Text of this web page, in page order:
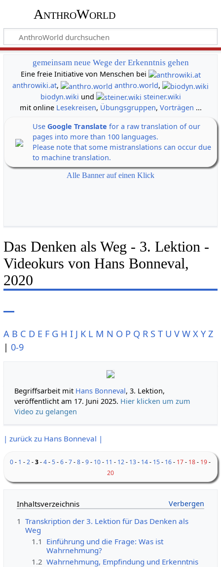
AnthroWorld
gemeinsam neue Wege der Erkenntnis gehen
Eine freie Initiative von Menschen bei
anthrowiki.at, anthro.world,
biodyn.wiki und
steiner.wiki
mit online Lesekreisen, Übungsgruppen, Vorträgen ...
Use Google Translate for a raw translation of our
pages into more than 100 languages.
Please note that some mistranslations can occur due
to machine translation.
Alle Banner auf einen Klick
Das Denken als Weg - 3. Lektion -
Videokurs von Hans Bonneval,
2020
A B C D E F G H I J K L M N O P Q R S T U V W X Y Z
| 0-9
Begriffsarbeit mit Hans Bonneval, 3. Lektion,
veröffentlicht am 17. Juni 2025. Hier klicken um zum
Video zu gelangen
| zurück zu Hans Bonneval |
0- 1 -2-3-4-5-6-7-8-9- 10- 11 - 12- 13- 14- 15- 16- 17- 18- 19-
20
Inhaltsverzeichnis
1 Transkription der 3. Lektion für Das Denken als
Weg
1.1 Einführung und die Frage: Was ist
Wahrnehmung?
1.2 Wahrnehmung, Empfindung und Erkenntnis